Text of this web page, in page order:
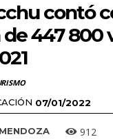
contó
447 800
07/01/2022
912